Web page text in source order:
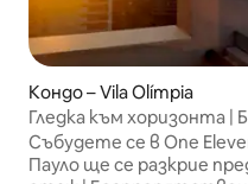
Кондо – Vila Olímpia
Гледка към хоризонта |
Vila Olímpia – Itaim SP
Събудете се в One
Пауло ще се разкрие